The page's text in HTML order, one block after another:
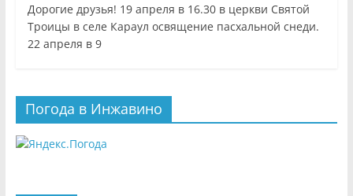
Дорогие друзья! 19 апреля в 16.30 в церкви Святой
Троицы в селе Караул освящение пасхальной снеди.
22 апреля в 9
Погода в Инжавино